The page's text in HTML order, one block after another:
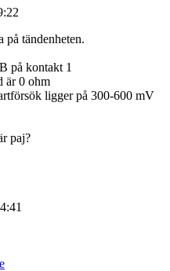
på tändenheten.
på kontakt 1
är 0 ohm
ligger på 300-600 mV
paj?